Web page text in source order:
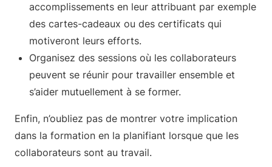
accomplissements en leur attribuant par exemple
des cartes-cadeaux ou des certificats qui
motiveront leurs efforts.
Organisez des sessions où les collaborateurs
peuvent se réunir pour travailler ensemble et
s’aider mutuellement à se former.
Enfin, n’oubliez pas de montrer votre implication
dans la formation en la planifiant lorsque que les
collaborateurs sont au travail.